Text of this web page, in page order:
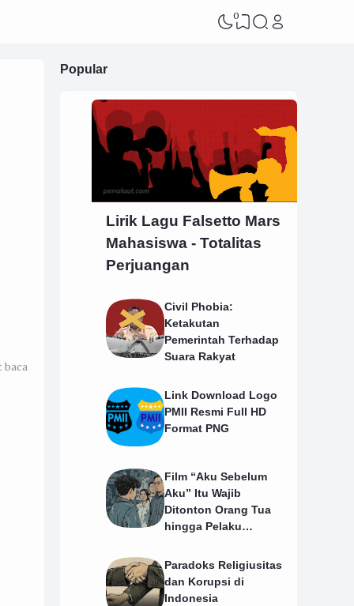
0
baca
Popular
Lirik Lagu Falsetto Mars
Mahasiswa - Totalitas
Perjuangan
Civil Phobia:
Ketakutan
Pemerintah Terhadap
Suara Rakyat
Link Download Logo
PMII Resmi Full HD
Format PNG
Film “Aku Sebelum
Aku” Itu Wajib
Ditonton Orang Tua
hingga Pelaku
Paradoks Religiusitas
dan Korupsi di
Indonesia